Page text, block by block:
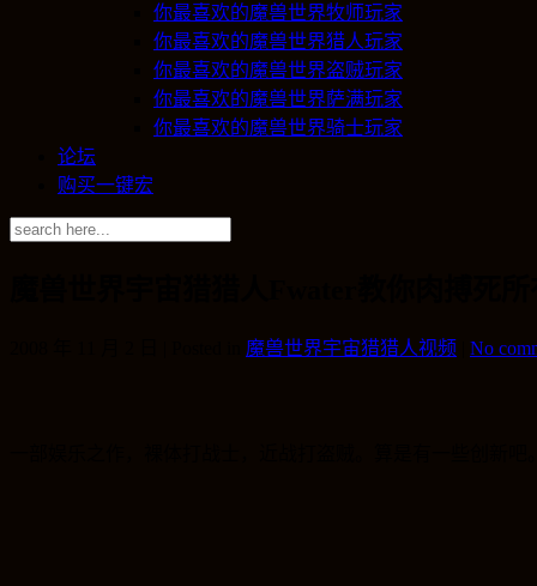
你最喜欢的魔兽世界牧师玩家
你最喜欢的魔兽世界猎人玩家
你最喜欢的魔兽世界盗贼玩家
你最喜欢的魔兽世界萨满玩家
你最喜欢的魔兽世界骑士玩家
论坛
购买一键宏
魔兽世界宇宙猎猎人视频 No